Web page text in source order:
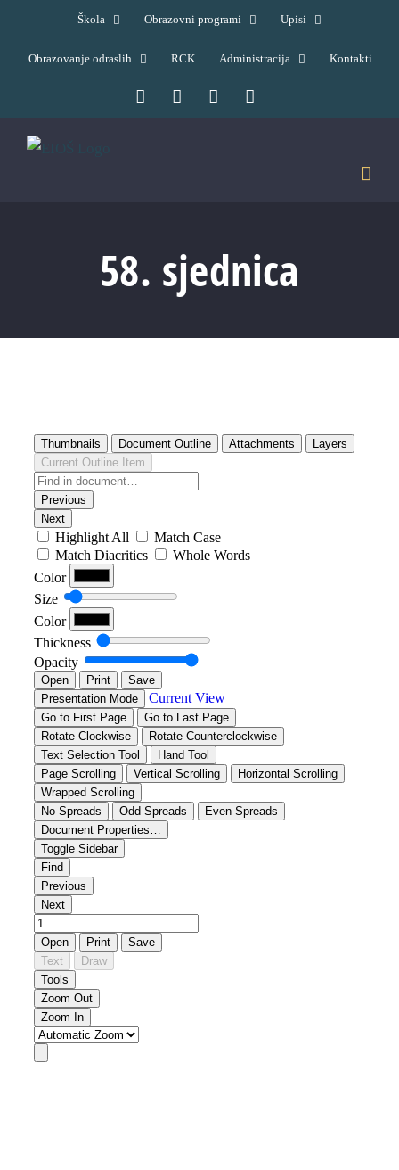
content
Škola Obrazovni programi Upisi
Obrazovanje odraslih RCK Administracija Kontakti
FacebookYouTube
58. sjednica